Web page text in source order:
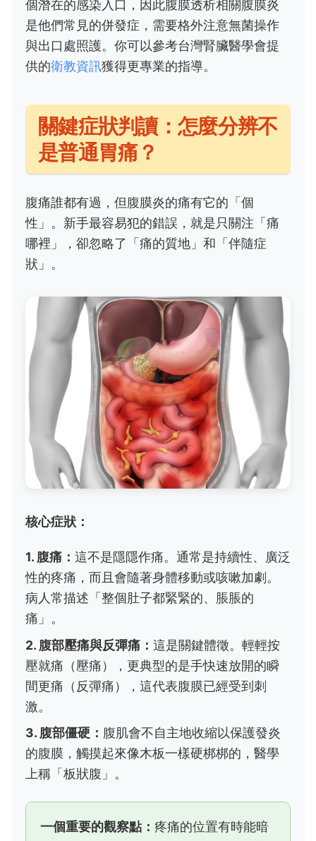
個潛在的感染入口，因此腹膜透析相關腹膜炎
是他們常見的併發症，需要格外注意無菌操作
與出口處照護。你可以參考台灣腎臟醫學會提
供的衛教資訊獲得更專業的指導。
關鍵症狀判讀：怎麼分辨不
是普通胃痛？
腹痛誰都有過，但腹膜炎的痛有它的「個
性」。新手最容易犯的錯誤，就是只關注「痛
哪裡」，卻忽略了「痛的質地」和「伴隨症
狀」。
核心症狀：
1. 腹痛： 這不是隱隱作痛。通常是持續性、廣泛
性的疼痛，而且會隨著身體移動或咳嗽加劇。
病人常描述「整個肚子都緊緊的、脹脹的
痛」。
2. 腹部壓痛與反彈痛： 這是關鍵體徵。輕輕按
壓就痛（壓痛），更典型的是手快速放開的瞬
間更痛（反彈痛），這代表腹膜已經受到刺
激。
3. 腹部僵硬： 腹肌會不自主地收縮以保護發炎
的腹膜，觸摸起來像木板一樣硬梆梆的，醫學
上稱「板狀腹」。
一個重要的觀察點： 疼痛的位置有時能暗